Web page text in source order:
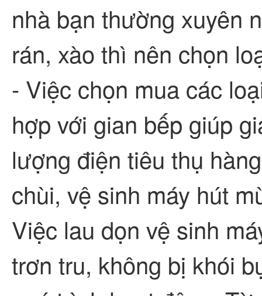
nhà bạn thường xuyên
rán, xào thì nên chọn
- Việc chọn mua các
hợp với gian bếp giúp
lượng điện tiêu thụ
chùi, vệ sinh máy hút
Việc lau dọn vệ sinh
trơn tru, không bị khói